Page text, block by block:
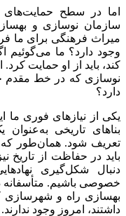
اما در سطح حمایت‌های
سازمان نوسازی و
میراث فرهنگی برای ما
وجود دارد؟ ما
کند، باید از او حمایت
نوسازی که در خط مقدم
دارد؟
یکی از نیازهای فوری
بناهای تاریخی
تعریف شود. همان‌طور که
باید در حفاظت از تاریخ
دنبال شکل‌گیری
خصوصی باشیم. متأسفانه
بهسازی راه و شهرسازی
داشتند، امروز وجود ندارند.